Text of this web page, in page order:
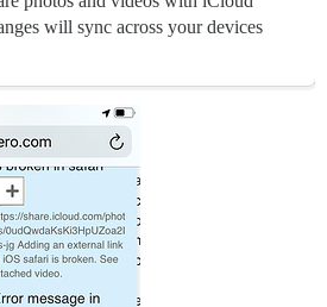
will sync across your devices